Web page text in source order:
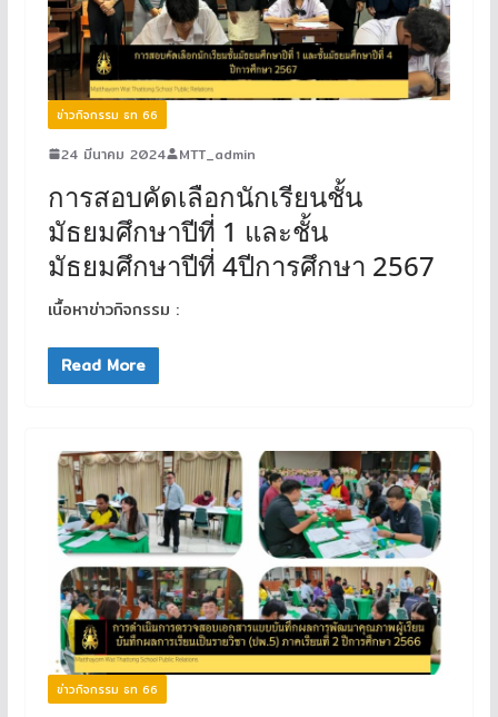
ข่าวกิจกรรม ธท 66
24 มีนาคม 2024 MTT_admin
การสอบคัดเลือกนักเรียนชั้น
มัธยมศึกษาปีที่ 1 และชั้น
มัธยมศึกษาปีที่ 4ปีการศึกษา 2567
เนื้อหาข่าวกิจกรรม :
Read More
ข่าวกิจกรรม ธท 66